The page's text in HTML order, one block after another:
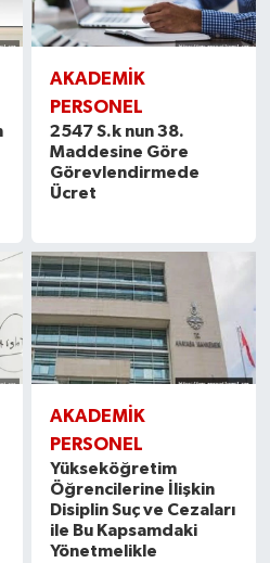
AKADEMİK
PERSONEL
2547 S.k nun 38.
Maddesine Göre
Görevlendirmede
Ücret
AKADEMİK
PERSONEL
Yükseköğretim
Öğrencilerine İlişkin
Disiplin Suç ve Cezaları
ile Bu Kapsamdaki
Yönetmelikle